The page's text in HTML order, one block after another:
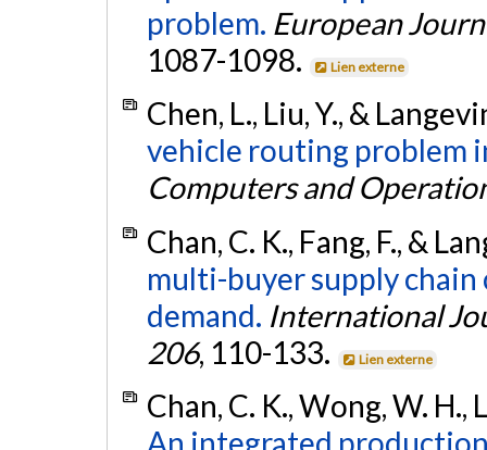
problem. European
1087-1098.
Lien externe
Chen, L., Liu, Y., &
vehicle routing problem
Computers and
Chan, C. K., Fang, F., &
multi-buyer supply
demand. International
206, 110-133. Lien externe
Chan, C. K., Wong, W. H.,
An integrated